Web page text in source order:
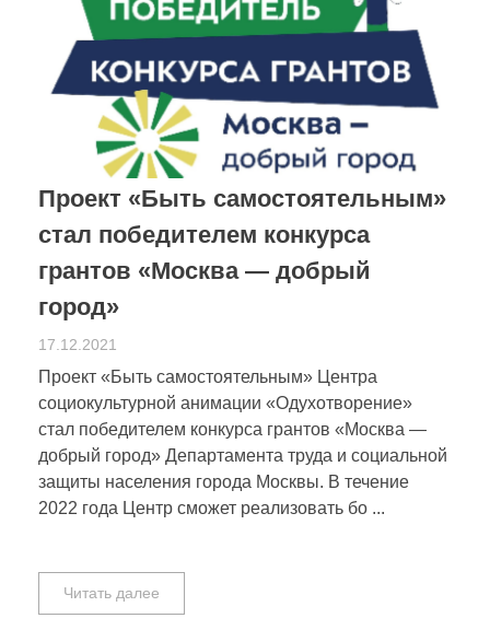
Проект «Быть самостоятельным»
стал победителем конкурса
грантов «Москва — добрый
город»
17.12.2021
Проект «Быть самостоятельным» Центра
социокультурной анимации «Одухотворение»
стал победителем конкурса грантов «Москва —
добрый город» Департамента труда и социальной
защиты населения города Москвы. В течение
2022 года Центр сможет реализовать бо ...
Читать далее